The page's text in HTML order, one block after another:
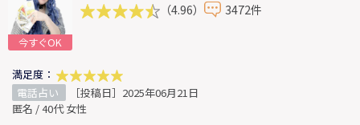
今すぐOK
（4.96） 3472件
満足度：
電話占い
［投稿日］2025年06月21日
匿名 / 40代 女性